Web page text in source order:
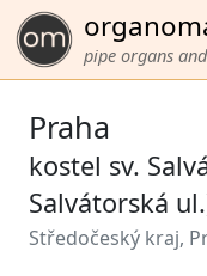
pipe organs
Praha
kostel sv.
Salvátorská
Středočeský kraj,